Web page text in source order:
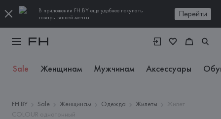
В приложении FH.BY еще удобнее покупать
товары вашей мечты
Перейти
Sale Женщинам Мужчинам Аксессуары
FH.BY Sale Женщинам Одежда Жилеты
Жилет
COLOUR однотонный